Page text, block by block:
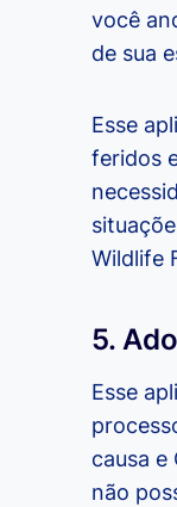
você
de sua
Esse
feridos
Wildlife
5.
Esse
causa e
não